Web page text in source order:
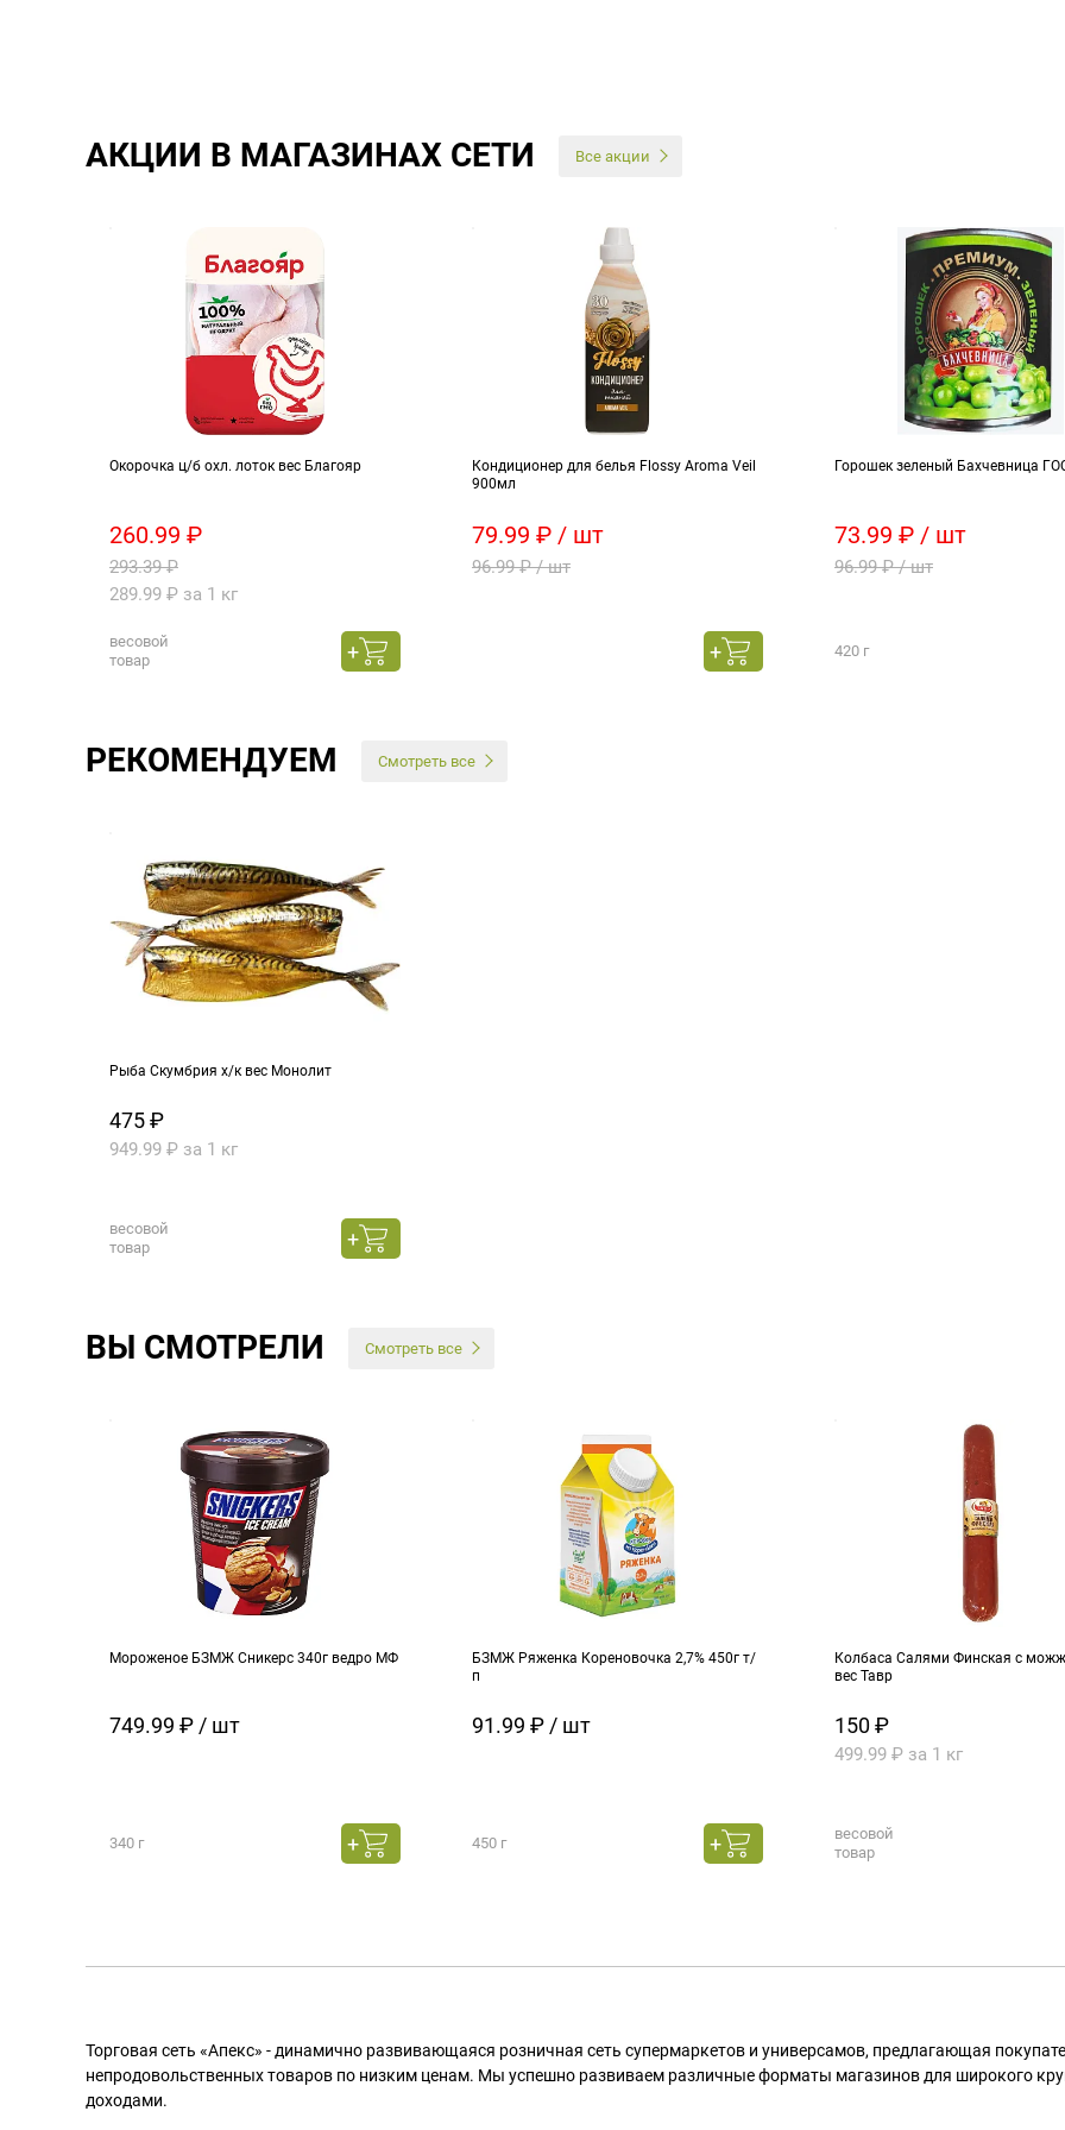
АКЦИИ В МАГАЗИНАХ СЕТИ Все акции
Окорочка ц/б охл. лоток вес Благояр
260.99 ₽
293.39 ₽
289.99 ₽ за 1 кг
весовой
товар
Кондиционер для белья Flossy Aroma Veil
900мл
79.99 ₽ / шт
96.99 ₽ / шт
Горошек зеленый Бахчевница
73.99 ₽ / шт
96.99 ₽ / шт
420 г
РЕКОМЕНДУЕМ Смотреть все
Рыба Скумбрия х/к вес Монолит
475 ₽
949.99 ₽ за 1 кг
весовой
товар
ВЫ СМОТРЕЛИ Смотреть все
Мороженое БЗМЖ Сникерс 340г ведро МФ
749.99 ₽ / шт
340 г
БЗМЖ Ряженка Кореновочка 2,7% 450г т/
п
91.99 ₽ / шт
450 г
Колбаса Салями Финская с
вес Тавр
150 ₽
499.99 ₽ за 1 кг
весовой
товар
Торговая сеть «Апекс» - динамично развивающаяся розничная сеть супермаркетов и универсамов, предлагающая
непродовольственных товаров по низким ценам. Мы успешно развиваем различные форматы магазинов для широкого
доходами.